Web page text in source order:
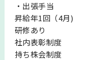
・出張手当
昇給年1回（4月)
研修あり
社内表彰制度
持ち株会制度